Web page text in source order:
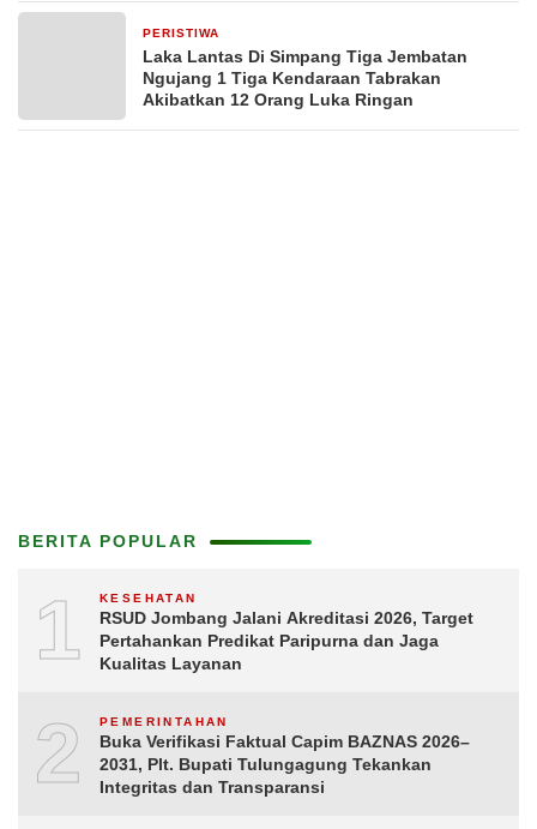
PERISTIWA
Laka Lantas Di Simpang Tiga Jembatan
Ngujang 1 Tiga Kendaraan Tabrakan
Akibatkan 12 Orang Luka Ringan
BERITA POPULAR
1 KESEHATAN
RSUD Jombang Jalani Akreditasi 2026, Target
Pertahankan Predikat Paripurna dan Jaga
Kualitas Layanan
2 PEMERINTAHAN
Buka Verifikasi Faktual Capim BAZNAS 2026–
2031, Plt. Bupati Tulungagung Tekankan
Integritas dan Transparansi